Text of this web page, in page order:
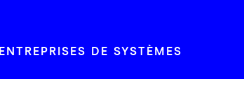
ENTREPRISES DE SYSTÈMES